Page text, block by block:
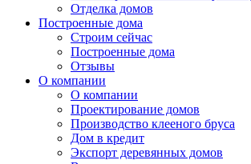
Отделка домов
Построенные дома
Строим сейчас
Построенные дома
Отзывы
О компании
О компании
Проектирование домов
Производство клееного бруса
Дом в кредит
Экспорт деревянных домов